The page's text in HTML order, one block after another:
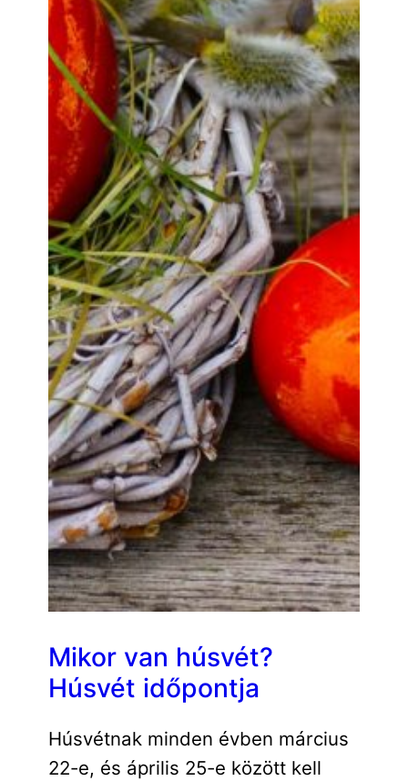
Mikor van húsvét?
Húsvét időpontja
Húsvétnak minden évben március
22-e, és április 25-e között kell